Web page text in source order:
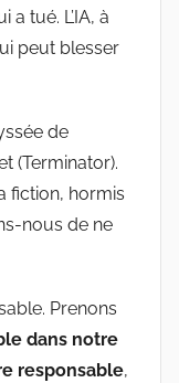
tué. L’IA, à
peut blesser
de
(Terminator).
fiction, hormis
nous de ne
Prenons
dans notre
responsable,